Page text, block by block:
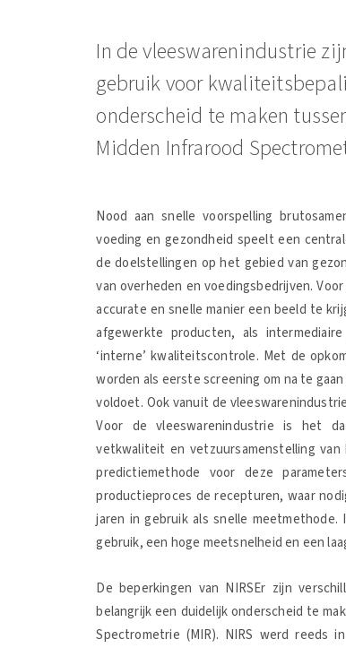
In de vleeswarenindustrie
gebruik voor
onderscheid te maken
Midden Infrarood
Nood aan snelle voorspelling
voeding en gezondheid speelt een
de doelstellingen op het gebied van
van overheden en voedingsbedrijven.
accurate en snelle manier een beeld te
afgewerkte producten, als
‘interne’ kwaliteitscontrole. Met de
worden als eerste screening om na te
voldoet. Ook vanuit de
Voor de vleeswarenindustrie is het
vetkwaliteit en vetzuursamenstelling
predictiemethode voor deze
productieproces de recepturen, waar
jaren in gebruik als snelle
gebruik, een hoge meetsnelheid en een
De beperkingen van NIRSEr zijn
belangrijk een duidelijk onderscheid te
Spectrometrie (MIR). NIRS werd reeds